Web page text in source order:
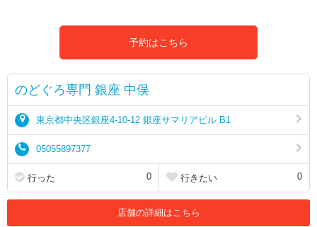
予約はこちら
のどぐろ専門 銀座 中俣
東京都中央区銀座4-10-12 銀座サマリアビル B1
05055897377
行った 0 行きたい 0
店舗の詳細はこちら